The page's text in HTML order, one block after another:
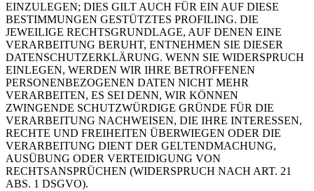
EINZULEGEN; DIES GILT AUCH FÜR EIN AUF DIESE
BESTIMMUNGEN GESTÜTZTES PROFILING. DIE
JEWEILIGE RECHTSGRUNDLAGE, AUF DENEN EINE
VERARBEITUNG BERUHT, ENTNEHMEN SIE DIESER
DATENSCHUTZERKLÄRUNG. WENN SIE WIDERSPRUCH
EINLEGEN, WERDEN WIR IHRE BETROFFENEN
PERSONENBEZOGENEN DATEN NICHT MEHR
VERARBEITEN, ES SEI DENN, WIR KÖNNEN
ZWINGENDE SCHUTZWÜRDIGE GRÜNDE FÜR DIE
VERARBEITUNG NACHWEISEN, DIE IHRE INTERESSEN,
RECHTE UND FREIHEITEN ÜBERWIEGEN ODER DIE
VERARBEITUNG DIENT DER GELTENDMACHUNG,
AUSÜBUNG ODER VERTEIDIGUNG VON
RECHTSANSPRÜCHEN (WIDERSPRUCH NACH ART. 21
ABS. 1 DSGVO).